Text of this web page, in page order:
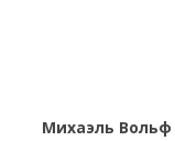
Михаэль Вольф